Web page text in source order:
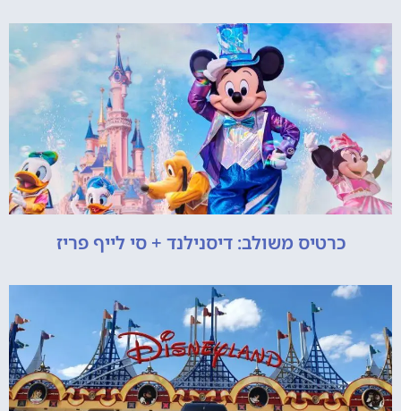
כרטיס משולב: דיסנילנד + סי לייף פריז